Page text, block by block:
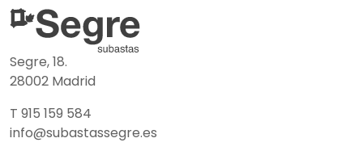
Segre, 18.
28002 Madrid
T 915 159 584
info@subastassegre.es